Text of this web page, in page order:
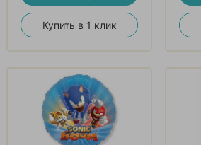
Купить в 1 клик